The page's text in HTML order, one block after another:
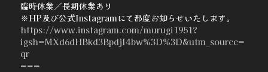
臨時休業／長期休業あり
※HP及び公式Instagramにて都度お知らせいたします。
https://www.instagram.com/murugi1951?
igsh=MXd6dHBkd3BpdjI4bw%3D%3D&utm_source=
qr
===